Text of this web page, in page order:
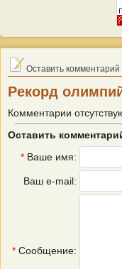
Оставить комментарий
Рекорд
Комментарии
Оставить
* Ваше имя:
Ваш e-mail:
* Сообщение: